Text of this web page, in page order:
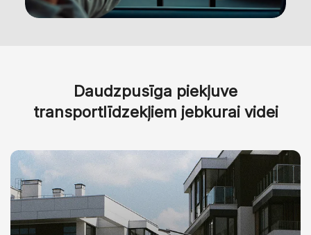
Daudzpusīga piekļuve
transportlīdzekļiem jebkurai videi